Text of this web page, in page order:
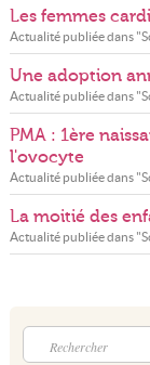
Les femmes
Actualité publiée dans "
Une adoption
Actualité publiée dans "
PMA : 1ère
l'ovocyte
Actualité publiée dans "
La moitié des
Actualité publiée dans "